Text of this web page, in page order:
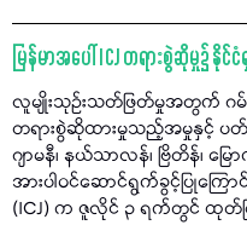
မြန်မာအပေါ် ICJ တရားစွဲဆိုမှု၌ နို
လူမျိုးသုဉ်းသတ်ဖြတ်မှုအတွက် ဂမ်
တရားစွဲဆိုထားမှုသည့်အမှုနှင့် ပတ်
ဂျာမနီ၊ နယ်သာလန်၊ ဗြိတိန်၊
အားပါဝင်ဆောင်ရွက်ခွင့်ပြုကြေ
(ICJ) က ဇူလိုင် ၃ ရက်တွင် ထု